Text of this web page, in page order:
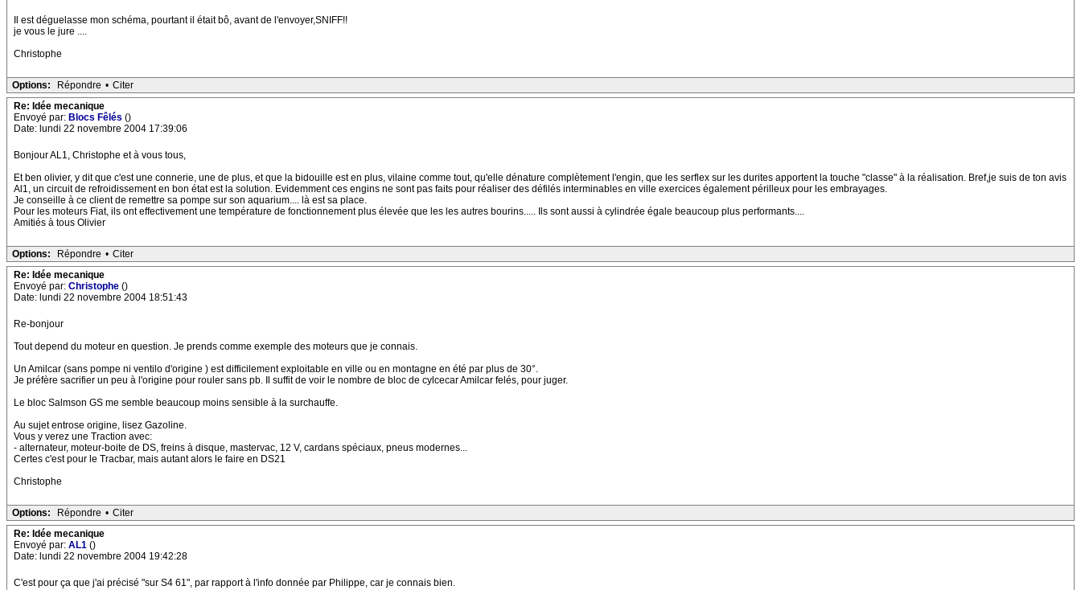
Il est déguelasse mon schéma, pourtant il était bô, avant de l'envoyer,SNIFF!!
je vous le jure ....
Christophe
Options: Répondre • Citer
Re: Idée mecanique
Envoyé par: Blocs Fêlés ()
Date: lundi 22 novembre 2004 17:39:06
Bonjour AL1, Christophe et à vous tous,
Et ben olivier, y dit que c'est une connerie, une de plus, et que la bidouille est en plus, vilaine comme tout, qu'elle dénature complètement l'engin, que les serflex sur les durites apportent la touche "classe" à la réalisation. Bref,je suis de ton avis
Al1, un circuit de refroidissement en bon état est la solution. Evidemment ces engins ne sont pas faits pour réaliser des défilés interminables en ville exercices également périlleux pour les embrayages.
Je conseille à ce client de remettre sa pompe sur son aquarium.... là est sa place.
Pour les moteurs Fiat, ils ont effectivement une température de fonctionnement plus élevée que les les autres bourins..... Ils sont aussi à cylindrée égale beaucoup plus performants....
Amitiés à tous Olivier
Options: Répondre • Citer
Re: Idée mecanique
Envoyé par: Christophe ()
Date: lundi 22 novembre 2004 18:51:43
Re-bonjour
Tout depend du moteur en question. Je prends comme exemple des moteurs que je connais.
Un Amilcar (sans pompe ni ventilo d'origine ) est difficilement exploitable en ville ou en montagne en été par plus de 30°.
Je préfère sacrifier un peu à l'origine pour rouler sans pb. Il suffit de voir le nombre de bloc de cylcecar Amilcar felés, pour juger.
Le bloc Salmson GS me semble beaucoup moins sensible à la surchauffe.
Au sujet entrose origine, lisez Gazoline.
Vous y verez une Traction avec:
- alternateur, moteur-boite de DS, freins à disque, mastervac, 12 V, cardans spéciaux, pneus modernes...
Certes c'est pour le Tracbar, mais autant alors le faire en DS21
Christophe
Options: Répondre • Citer
Re: Idée mecanique
Envoyé par: AL1 ()
Date: lundi 22 novembre 2004 19:42:28
C'est pour ça que j'ai précisé "sur S4 61", par rapport à l'info donnée par Philippe, car je connais bien.